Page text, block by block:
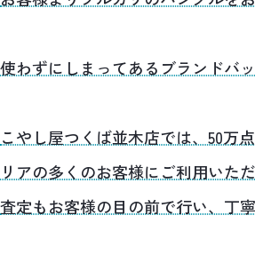
使わずにしまってあるブランドバ
こやし屋つくば並木店では、50万
リアの多くのお客様にご利用いた
査定もお客様の目の前で行い、丁